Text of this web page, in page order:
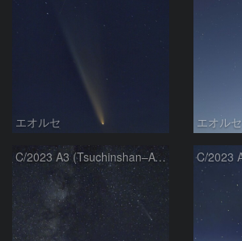
エオルセ エオルセ
C/2023 A3 (Tsuchinshan–ATLAS)と天の川